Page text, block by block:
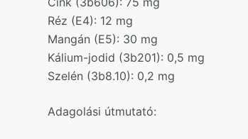
Réz (E4): 12 mg
Mangán (E5): 30 mg
Kálium-jodid (3b201): 0,5 mg
Szelén (3b8.10): 0,2 mg
Adagolási útmutató: